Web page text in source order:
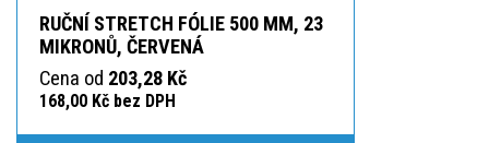
RUČNÍ STRETCH FÓLIE 500 MM, 23
MIKRONŮ, ČERVENÁ
Cena od 203,28 Kč
168,00 Kč bez DPH